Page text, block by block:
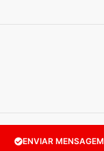
ENVIAR MENSAGEM